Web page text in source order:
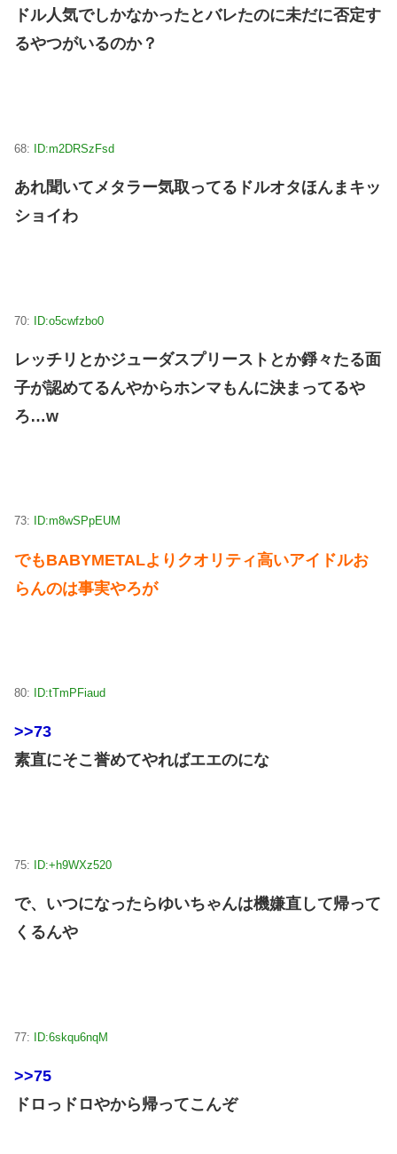
ドル人気でしかなかったとバレたのに未だに否定す
るやつがいるのか？
68: ID:m2DRSzFsd
あれ聞いてメタラー気取ってるドルオタほんまキッ
ショイわ
70: ID:o5cwfzbo0
レッチリとかジューダスプリーストとか錚々たる面
子が認めてるんやからホンマもんに決まってるや
ろ…w
73: ID:m8wSPpEUM
でもBABYMETALよりクオリティ高いアイドルお
らんのは事実やろが
80: ID:tTmPFiaud
>>73
素直にそこ誉めてやればエエのにな
75: ID:+h9WXz520
で、いつになったらゆいちゃんは機嫌直して帰って
くるんや
77: ID:6skqu6nqM
>>75
ドロっドロやから帰ってこんぞ